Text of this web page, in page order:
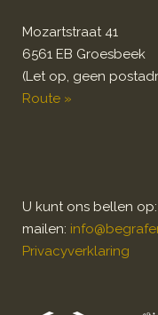
Mozartstraat 41
6561 EB Groesbeek
(Let op, geen
Route »
U kunt ons bellen
mailen:
Privacyverklaring